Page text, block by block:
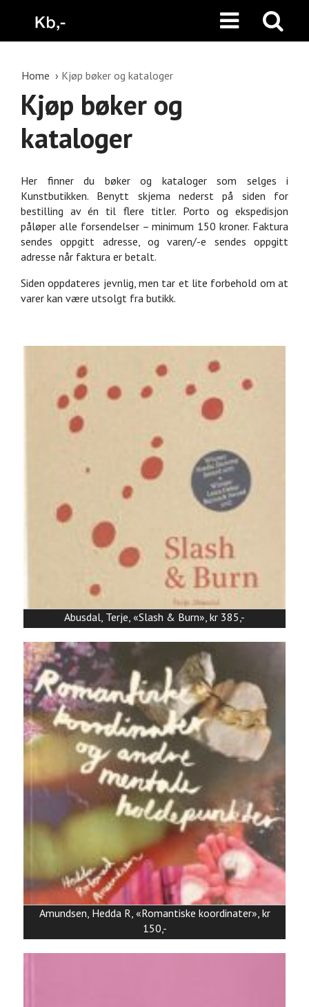
Home Kjøp bøker og kataloger
Kjøp bøker og
kataloger
Her finner du bøker og kataloger som selges i
Kunstbutikken. Benytt skjema nederst på siden for
bestilling av én til flere titler. Porto og ekspedisjon
påløper alle forsendelser – minimum 150 kroner. Faktura
sendes oppgitt adresse, og varen/-e sendes oppgitt
adresse når faktura er betalt.
Siden oppdateres jevnlig, men tar et lite forbehold om at
varer kan være utsolgt fra butikk.
Abusdal, Terje, «Slash & Burn», kr 385,-
Amundsen, Hedda R, «Romantiske koordinater», kr
150,-